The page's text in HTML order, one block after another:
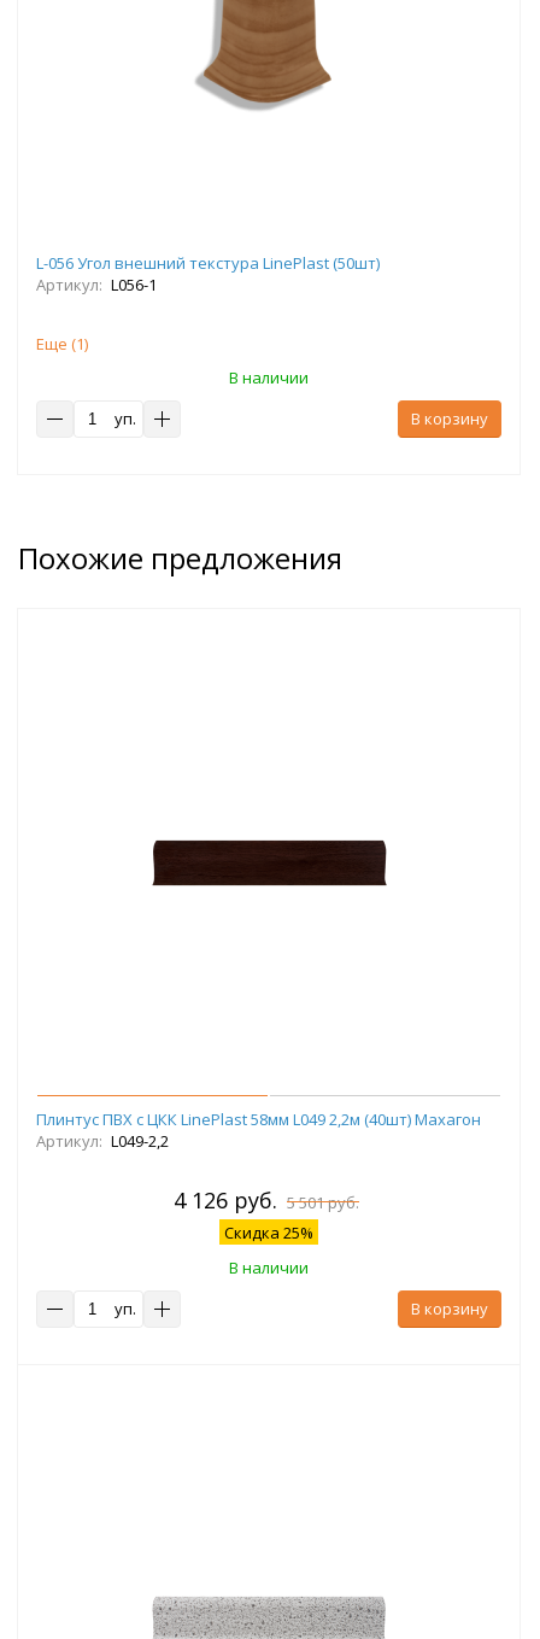
L-056 Угол внешний текстура LinePlast (50шт)
Артикул: L056-1
Еще (1)
В наличии
уп.
В корзину
Похожие предложения
Плинтус ПВХ с ЦКК LinePlast 58мм L049 2,2м (40шт) Махагон
Артикул: L049-2,2
4 126 руб. 5 501 руб.
Скидка 25%
В наличии
уп.
В корзину